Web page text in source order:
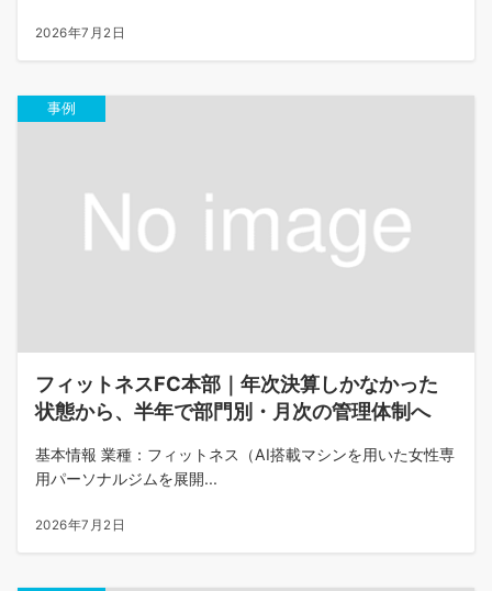
2026年7月2日
事例
フィットネスFC本部｜年次決算しかなかった
状態から、半年で部門別・月次の管理体制へ
基本情報 業種：フィットネス（AI搭載マシンを用いた女性専
用パーソナルジムを展開...
2026年7月2日